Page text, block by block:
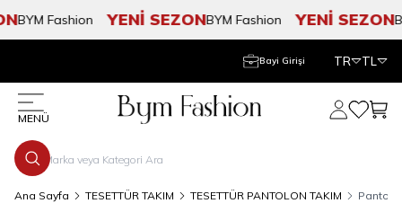
BYM Fashion YENİ SEZONBYM Fashion YENİ SEZON
Bayi Girişi TR TL
MENÜ
Hesabım
Ana Sayfa TESETTÜR TAKIM TESETTÜR PANTOLON TAKIM